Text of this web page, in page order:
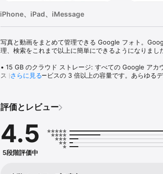
iPhone、iPad、iMessage
写真と動画をまとめて管理できる Google フォト。
理、検索をこれまで以上に簡単にできるようになりまし
• 15 GB のクラウド ストレージ: すべての Google ア
ストレージ サービスの 3 倍以上の容量です。あらゆる
ックで、ピンボケや手ぶれはボケ補正で修正できます。
• 検索が簡単に: 「健と私が笑っている」、「山に囲ま
など、自然な言葉で説明するだけで写真を簡単に検索で
• 写真の整理も簡単: 重複した写真や類似した写真を自
さらに見る
評価とレビュー
4.5
5段階評価中